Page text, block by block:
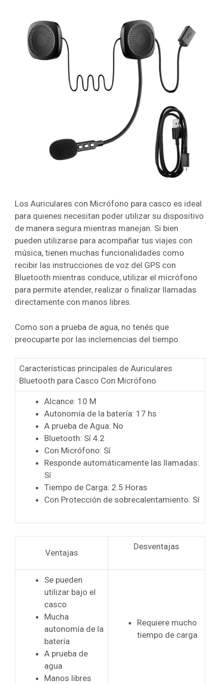
Los Auriculares con Micrófono para casco es ideal
para quienes necesitan poder utilizar su dispositivo
de manera segura mientras manejan. Si bien
pueden utilizarse para acompañar tus viajes con
música, tienen muchas funcionalidades como
recibir las instrucciones de voz del GPS con
Bluetooth mientras conduce, utilizar el micrófono
para permite atender, realizar o finalizar llamadas
directamente con manos libres.
Como son a prueba de agua, no tenés que
preocuparte por las inclemencias del tiempo.
Características principales de Auriculares
Bluetooth para Casco Con Micrófono
Alcance: 10 M
Autonomía de la batería: 17 hs
A prueba de Agua: No
Bluetooth: Sí 4.2
Con Micrófono: Sí
Responde automáticamente las llamadas:
Sí
Tiempo de Carga: 2.5 Horas
Con Protección de sobrecalentamiento: Sí
Ventajas
Desventajas
Se pueden
utilizar bajo el
casco
Mucha
autonomía de la
batería
A prueba de
agua
Manos libres
Requiere mucho
tiempo de carga